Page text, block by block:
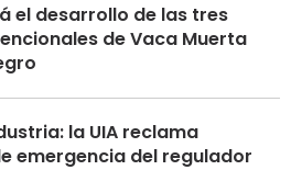
el desarrollo de las tres
de Vaca Muerta
la UIA reclama
emergencia del regulador